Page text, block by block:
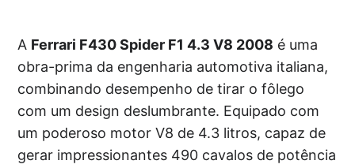
A Ferrari F430 Spider F1 4.3 V8 2008 é uma
obra-prima da engenharia automotiva italiana,
combinando desempenho de tirar o fôlego
com um design deslumbrante. Equipado com
um poderoso motor V8 de 4.3 litros, capaz de
gerar impressionantes 490 cavalos de potência